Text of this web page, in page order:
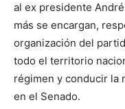
al ex presidente
más se encargan,
organización del
todo el territorio
régimen y conducir la
en el Senado.